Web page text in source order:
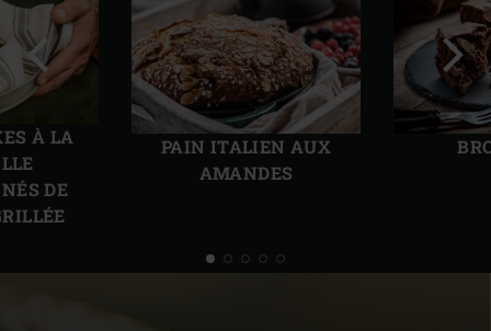
À LA
DE
PAIN ITALIEN AUX
AMANDES
précédente